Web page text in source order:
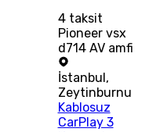
4taksit
Pioneer vsx
d714 AV amfi
İstanbul ,
Zeytinburnu
Kablosuz
CarPlay 3